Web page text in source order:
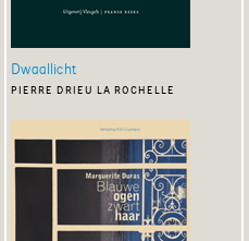
Dwaallicht
pierre drieu la rochelle